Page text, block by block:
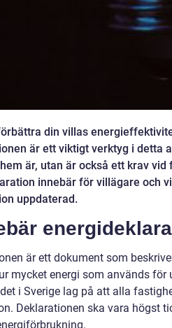
din villas
är ett viktigt verktyg i detta
är, utan är också ett krav
innebär för villägare och
uppdaterad.
är ett dokument som
mycket energi som används
i Sverige lag på att alla
Deklarationen ska vara högst